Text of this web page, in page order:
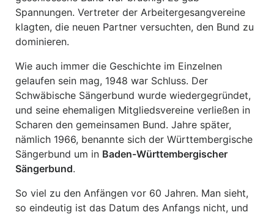
Spannungen. Vertreter der Arbeitergesangvereine
klagten, die neuen Partner versuchten, den Bund zu
dominieren.
Wie auch immer die Geschichte im Einzelnen
gelaufen sein mag, 1948 war Schluss. Der
Schwäbische Sängerbund wurde wiedergegründet,
und seine ehemaligen Mitgliedsvereine verließen in
Scharen den gemeinsamen Bund. Jahre später,
nämlich 1966, benannte sich der Württembergische
Sängerbund um in Baden-Württembergischer
Sängerbund.
So viel zu den Anfängen vor 60 Jahren. Man sieht,
so eindeutig ist das Datum des Anfangs nicht, und